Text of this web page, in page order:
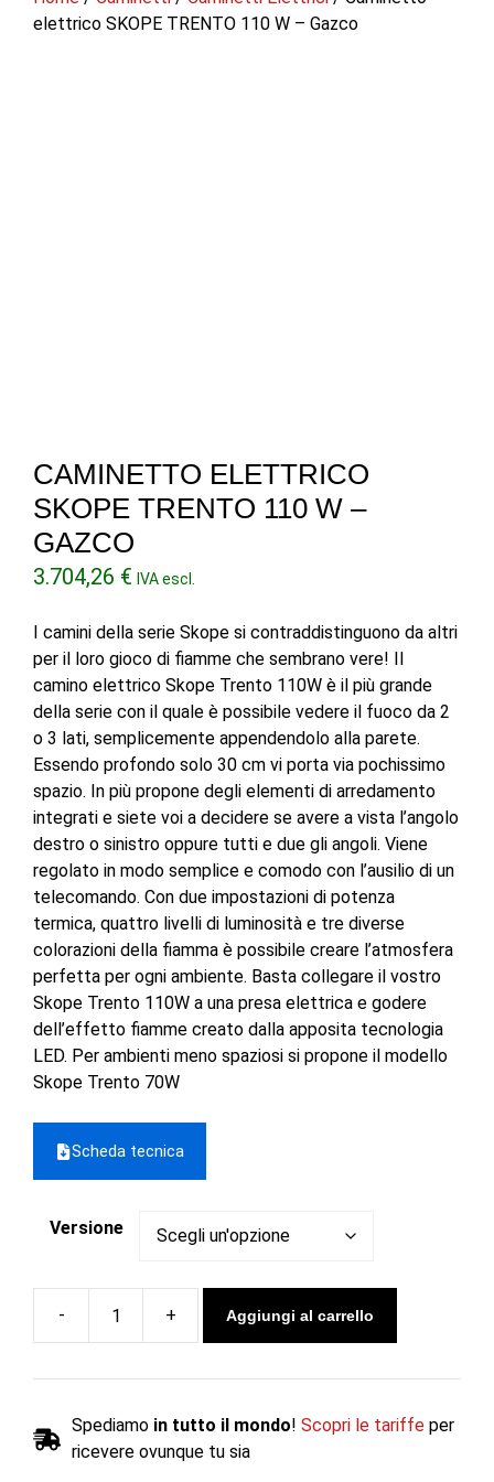
elettrico SKOPE TRENTO 110 W – Gazco
CAMINETTO ELETTRICO
SKOPE TRENTO 110 W –
GAZCO
3.704,26 € IVA escl.
I camini della serie Skope si contraddistinguono da altri
per il loro gioco di fiamme che sembrano vere! Il
camino elettrico Skope Trento 110W è il più grande
della serie con il quale è possibile vedere il fuoco da 2
o 3 lati, semplicemente appendendolo alla parete.
Essendo profondo solo 30 cm vi porta via pochissimo
spazio. In più propone degli elementi di arredamento
integrati e siete voi a decidere se avere a vista l’angolo
destro o sinistro oppure tutti e due gli angoli. Viene
regolato in modo semplice e comodo con l’ausilio di un
telecomando. Con due impostazioni di potenza
termica, quattro livelli di luminosità e tre diverse
colorazioni della fiamma è possibile creare l’atmosfera
perfetta per ogni ambiente. Basta collegare il vostro
Skope Trento 110W a una presa elettrica e godere
dell’effetto fiamme creato dalla apposita tecnologia
LED. Per ambienti meno spaziosi si propone il modello
Skope Trento 70W
Scheda tecnica
Versione
Caminetto
SKOPE
110
W
Aggiungi al carrello
Spediamo in tutto il mondo! Scopri le tariffe per
ricevere ovunque tu sia